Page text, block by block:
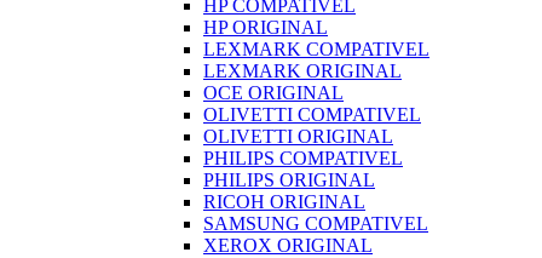
HP COMPATIVEL
HP ORIGINAL
LEXMARK COMPATIVEL
LEXMARK ORIGINAL
OCE ORIGINAL
OLIVETTI COMPATIVEL
OLIVETTI ORIGINAL
PHILIPS COMPATIVEL
PHILIPS ORIGINAL
RICOH ORIGINAL
SAMSUNG COMPATIVEL
XEROX ORIGINAL